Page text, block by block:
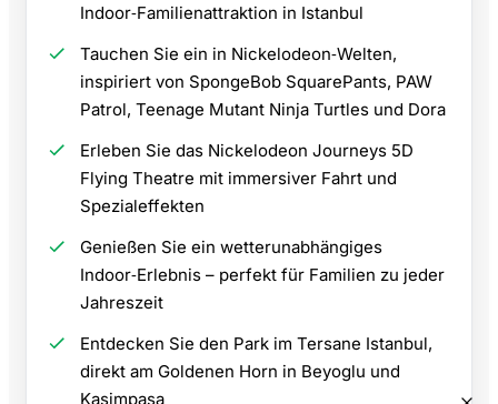
Indoor‑Familienattraktion in Istanbul
Tauchen Sie ein in Nickelodeon‑Welten,
inspiriert von SpongeBob SquarePants, PAW
Patrol, Teenage Mutant Ninja Turtles und Dora
Erleben Sie das Nickelodeon Journeys 5D
Flying Theatre mit immersiver Fahrt und
Spezialeffekten
Genießen Sie ein wetterunabhängiges
Indoor‑Erlebnis – perfekt für Familien zu jeder
Jahreszeit
Entdecken Sie den Park im Tersane Istanbul,
direkt am Goldenen Horn in Beyoglu und
Kasimpasa